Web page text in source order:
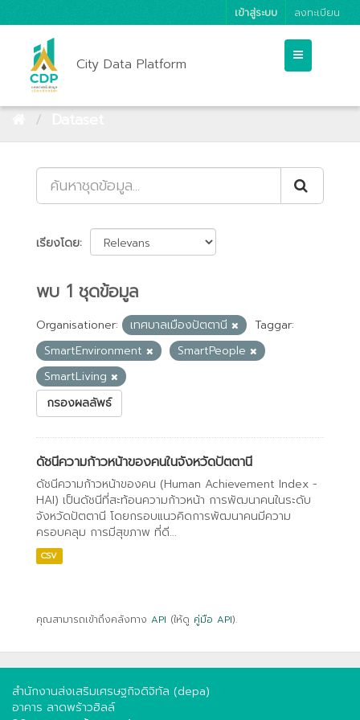
เข้าสู่ระบบ ลงทะเบียน
City Data Platform
เรียงโดย
พบ 1 ชุดข้อมูล
Organisationer: เทศบาลเมืองปัตตานี
Taggar:
SmartEnvironment
SmartPeople
SmartLiving
กรองผลลัพธ์
ดัชนีความก้าวหน้าของคนในจังหวัดปัตตานี
ดัชนีความก้าวหน้าของคน (Human Achievement Index -
HAI) เป็นดัชนีที่สะท้อนความก้าวหน้า การพัฒนาคนในระดับ
จังหวัดปัตตานี โดยกรอบแนวคิดการพัฒนาคนมีความ
ครอบคลุม การมีสุขภาพ ที่ดี...
CSV
คุณสามารถเข้าถึงคลังทาง API (ให้ดู คู่มือ API).
สำนักงานส่งเสริมเศรษฐกิจดิจิทัล (depa)
อาคาร ลาดพร้าวฮิลล์